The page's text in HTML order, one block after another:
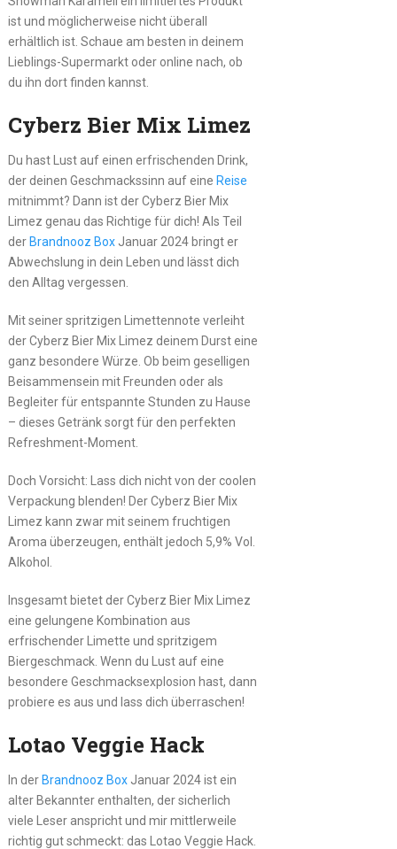
ist und möglicherweise nicht überall
erhältlich ist. Schaue am besten in deinem
Lieblings-Supermarkt oder online nach, ob
du ihn dort finden kannst.
Cyberz Bier Mix Limez
Du hast Lust auf einen erfrischenden Drink,
der deinen Geschmackssinn auf eine Reise
mitnimmt? Dann ist der Cyberz Bier Mix
Limez genau das Richtige für dich! Als Teil
derBrandnooz BoxJanuar 2024 bringt er
Abwechslung in dein Leben und lässt dich
den Alltag vergessen.
Mit seiner spritzigen Limettennote verleiht
der Cyberz Bier Mix Limez deinem Durst eine
ganz besondere Würze. Ob beim geselligen
Beisammensein mit Freunden oder als
Begleiter für entspannte Stunden zu Hause
– dieses Getränk sorgt für den perfekten
Refreshment-Moment.
Doch Vorsicht: Lass dich nicht von der coolen
Verpackung blenden! Der Cyberz Bier Mix
Limez kann zwar mit seinem fruchtigen
Aroma überzeugen, enthält jedoch 5,9% Vol.
Alkohol.
Insgesamt bietet der Cyberz Bier Mix Limez
eine gelungene Kombination aus
erfrischender Limette und spritzigem
Biergeschmack. Wenn du Lust auf eine
besondere Geschmacksexplosion hast, dann
probiere es aus und lass dich überraschen!
Lotao Veggie Hack
In derBrandnooz BoxJanuar 2024 ist ein
alter Bekannter enthalten, der sicherlich
viele Leser anspricht und mir mittlerweile
richtig gut schmeckt: das Lotao Veggie Hack.